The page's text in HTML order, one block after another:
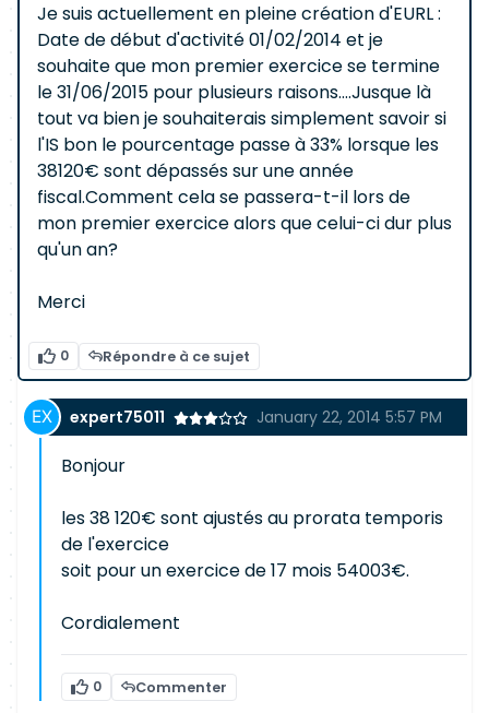
Je suis actuellement en pleine création d'EURL :
Date de début d'activité 01/02/2014 et je
souhaite que mon premier exercice se termine
le 31/06/2015 pour plusieurs raisons....Jusque là
tout va bien je souhaiterais simplement savoir si
l'IS bon le pourcentage passe à 33% lorsque les
38120€ sont dépassés sur une année
fiscal.Comment cela se passera-t-il lors de
mon premier exercice alors que celui-ci dur plus
qu'un an?
Merci
0 Répondre à ce sujet
expert75011 January 22, 2014 5:57 PM
Bonjour
les 38 120€ sont ajustés au prorata temporis
de l'exercice
soit pour un exercice de 17 mois 54003€.
Cordialement
0 Commenter